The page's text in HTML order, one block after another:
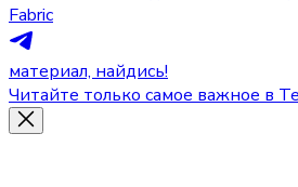
Fabric
материал, найдись!
Читайте только самое важное в